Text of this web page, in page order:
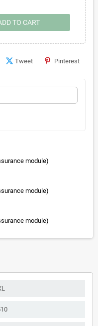
TO CART
Tweet Pinterest
module)
module)
module)